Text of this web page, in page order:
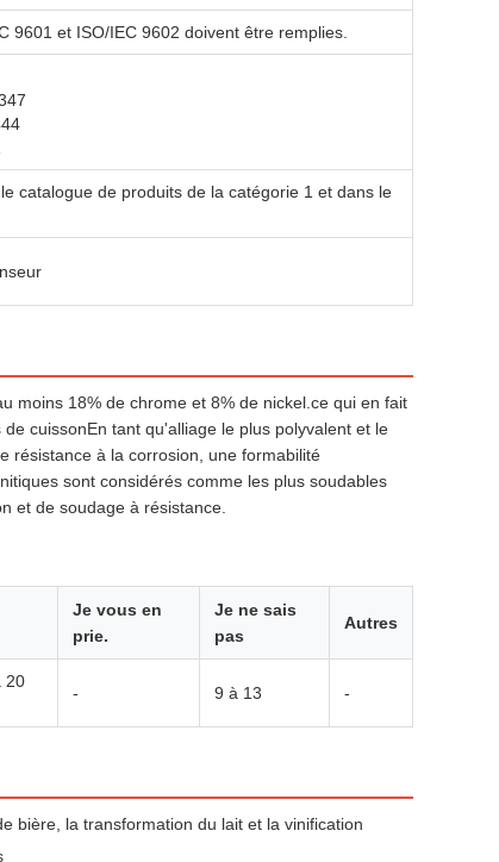
9601 et ISO/IEC 9602 doivent être remplies.
catalogue de produits de la catégorie 1 et dans le
moins 18% de chrome et 8% de nickel.ce qui en fait
cuissonEn tant qu'alliage le plus polyvalent et le
résistance à la corrosion, une formabilité
sont considérés comme les plus soudables
et de soudage à résistance.
Je vous en
prie.
Je ne sais
pas
Autres
20
- 9 à 13 -
bière, la transformation du lait et la vinification